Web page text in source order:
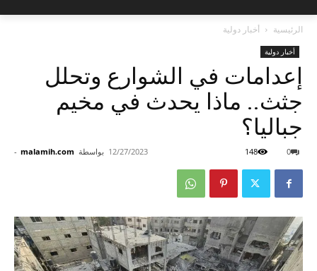
الرئيسية أخبار دولية
أخبار دولية
إعدامات في الشوارع وتحلل
جثث.. ماذا يحدث في مخيم
جباليا؟
بواسطة malamih.com
- 12/27/2023 0
148